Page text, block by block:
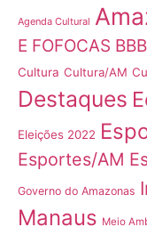
Agenda Cultural
E FOFOCAS BBB
Cultura Cultura/AM
Destaques
Eleições 2022
Esportes/AM
Governo do Amazonas
Manaus Meio